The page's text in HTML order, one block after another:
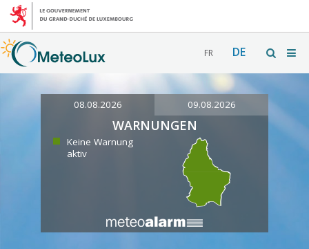
FR DE
08.08.2026 09.08.2026
WARNUNGEN
Keine Warnung
aktiv